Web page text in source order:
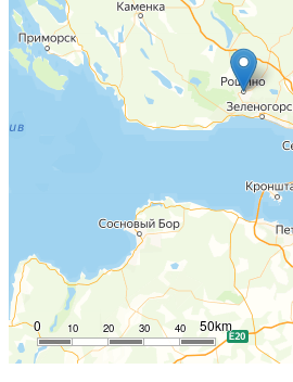
10
0 20 30 40 50km